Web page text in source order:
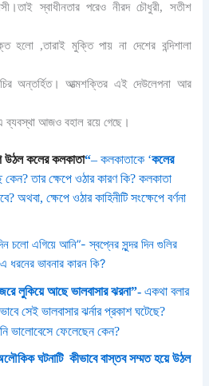
স্বাধীনতার পরেও নীরদ চৌধুরী, সতীশ
হলো ,তারাই মুক্তি পায় না দেশের বন্দিশালা
অন্তর্হিত। আত্মশক্তির এই দেউলেপনা আর
এ ব্যবস্থা আজও বহাল রয়ে গেছে।
উঠল কলের কলকাতা“– কলকাতাকে ‘কলের
কেন? তার ক্ষেপে ওঠার কারণ কি? কলকাতা
অথবা, ক্ষেপে ওঠার কাহিনীটি সংক্ষেপে বর্ণনা
চলো এগিয়ে আনি”- স্বপ্নের সুন্দর দিন গুলির
ধরনের ভাবনার কারন কি?
লুকিয়ে আছে ভালবাসার ঝরনা”-একথা বলার
সেই ভালবাসার ঝর্নার প্রকাশ ঘটেছে?
ভালোবেসে ফেলেছেন কেন?
ঘটনাটি কীভাবে বাস্তব সম্মত হয়ে উঠল